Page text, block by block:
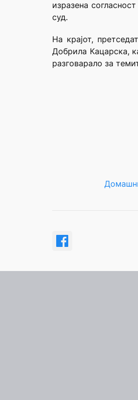
изразена
суд.
На крајот,
Добрила Кацарска,
разговарало за